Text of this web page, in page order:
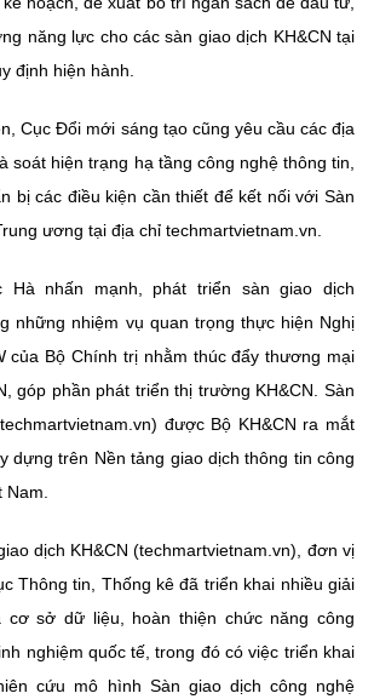
dung: Nguyễn Thị Hải Hằng
Truyền thông Khoa học và Công nghệ.
9506
Bộ Khoa Học và Công Nghệ
mst.gov.vn" khi phát hành lại thông tin từ
năng lực cho các sàn giao dịch KH&CN tại
định hiện hành.
Cục Đổi mới sáng tạo cũng yêu cầu các địa
soát hiện trạng hạ tầng công nghệ thông tin,
bị các điều kiện cần thiết để kết nối với Sàn
ương tại địa chỉ techmartvietnam.vn.
Hà nhấn mạnh, phát triển sàn giao dịch
những nhiệm vụ quan trọng thực hiện Nghị
của Bộ Chính trị nhằm thúc đẩy thương mại
góp phần phát triển thị trường KH&CN. Sàn
được Bộ KH&CN ra mắt
dựng trên Nền tảng giao dịch thông tin công
dịch KH&CN (techmartvietnam.vn), đơn vị
Thông tin, Thống kê đã triển khai nhiều giải
cơ sở dữ liệu, hoàn thiện chức năng công
nghiệm quốc tế, trong đó có việc triển khai
cứu mô hình Sàn giao dịch công nghệ